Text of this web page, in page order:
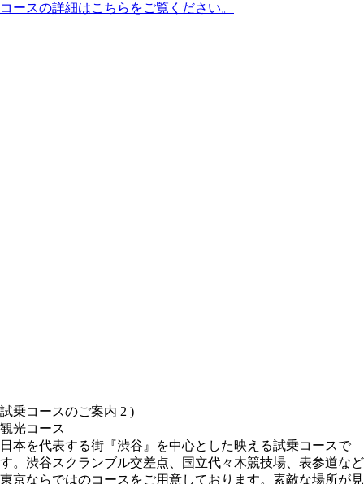
コースの詳細はこちらをご覧ください。
試乗コースのご案内 2 )
観光コース
日本を代表する街『渋谷』を中心とした映える試乗コースで
す。渋谷スクランブル交差点、国立代々木競技場、表参道など
東京ならではのコースをご用意しております。素敵な場所が見